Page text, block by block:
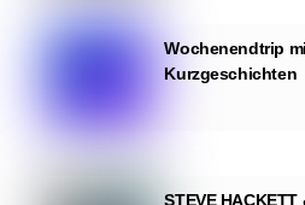
Wochenendtrip
Kurzgeschichten
STEVE HACKETT